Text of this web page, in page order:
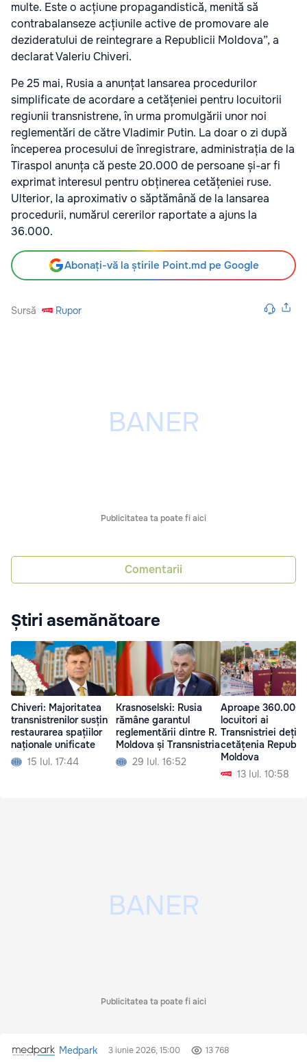
multe. Este o acțiune propagandistică, menită să
contrabalanseze acțiunile active de promovare ale
dezideratului de reintegrare a Republicii Moldova”, a
declarat Valeriu Chiveri.
Pe 25 mai, Rusia a anunțat lansarea procedurilor
simplificate de acordare a cetățeniei pentru locuitorii
regiunii transnistrene, în urma promulgării unor noi
reglementări de către Vladimir Putin. La doar o zi după
începerea procesului de înregistrare, administrația de la
Tiraspol anunța că peste 20.000 de persoane și-ar fi
exprimat interesul pentru obținerea cetățeniei ruse.
Ulterior, la aproximativ o săptămână de la lansarea
procedurii, numărul cererilor raportate a ajuns la
36.000.
Abonați-vă la știrile Point.md pe Google
Sursă Rupor
Publicitatea ta poate fi aici
Comentarii
Știri asemănătoare
Chiveri: Majoritatea
transnistrenilor susțin
restaurarea spațiilor
naționale unificate
15 Iul. 17:44
Krasnoselski: Rusia
rămâne garantul
reglementării dintre R.
Moldova și Transnistria
29 Iul. 16:52
Aproape 360.000
locuitori ai
Transnistriei dețin
cetățenia
Moldova
13 Iul. 10:58
Publicitatea ta poate fi aici
Medpark 3 iunie 2026, 15:00 13 768